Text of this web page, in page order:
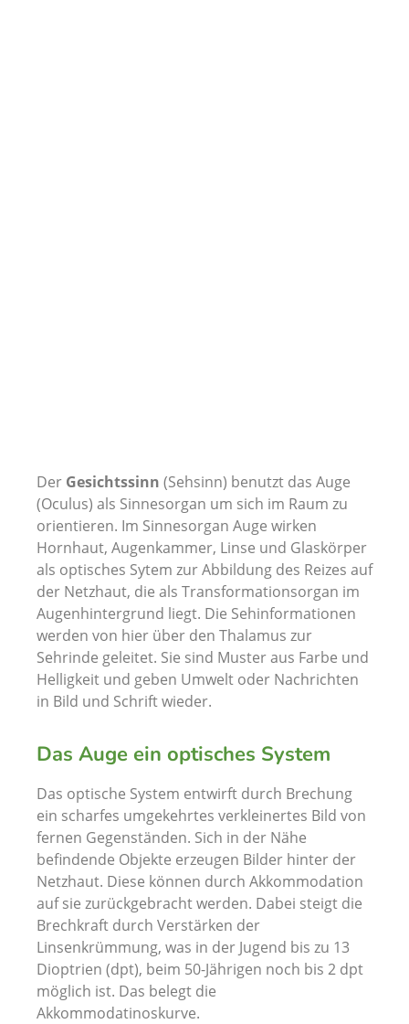
Der Gesichtssinn (Sehsinn) benutzt das Auge
(Oculus) als Sinnesorgan um sich im Raum zu
orientieren. Im Sinnesorgan Auge wirken
Hornhaut, Augenkammer, Linse und Glaskörper
als optisches Sytem zur Abbildung des Reizes auf
der Netzhaut, die als Transformationsorgan im
Augenhintergrund liegt. Die Sehinformationen
werden von hier über den Thalamus zur
Sehrinde geleitet. Sie sind Muster aus Farbe und
Helligkeit und geben Umwelt oder Nachrichten
in Bild und Schrift wieder.
Das Auge ein optisches System
Das optische System entwirft durch Brechung
ein scharfes umgekehrtes verkleinertes Bild von
fernen Gegenständen. Sich in der Nähe
befindende Objekte erzeugen Bilder hinter der
Netzhaut. Diese können durch Akkommodation
auf sie zurückgebracht werden. Dabei steigt die
Brechkraft durch Verstärken der
Linsenkrümmung, was in der Jugend bis zu 13
Dioptrien (dpt), beim 50-Jährigen noch bis 2 dpt
möglich ist. Das belegt die
Akkommodatinoskurve.